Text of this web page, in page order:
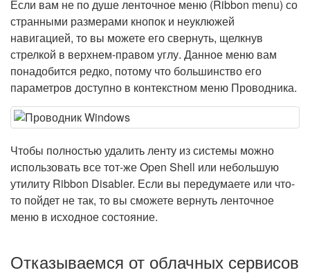
Если вам не по душе ленточное меню (Ribbon menu) со
странными размерами кнопок и неуклюжей
навигацией, то вы можете его свернуть, щелкнув
стрелкой в верхнем-правом углу. Данное меню вам
понадобится редко, потому что большинство его
параметров доступно в контекстном меню Проводника.
Чтобы полностью удалить ленту из системы можно
использовать все тот-же Open Shell или небольшую
утилиту Ribbon Disabler. Если вы передумаете или что-
то пойдет не так, то вы сможете вернуть ленточное
меню в исходное состояние.
Отказываемся от облачных сервисов